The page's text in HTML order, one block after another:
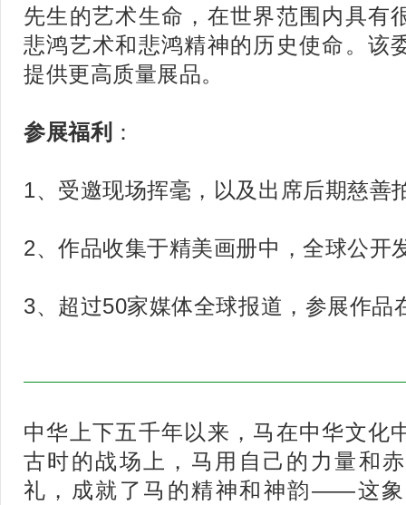
先生的艺术生命，在世界范围内具有
悲鸿艺术和悲鸿精神的历史使命。该
提供更高质量展品。
参展福利 ：
1、受邀现场挥毫，以及出席后期慈善
2、作品收集于精美画册中，全球公开
3、超过50家媒体全球报道，参展作品
中华上下五千年以来，马在中华文化
古时的战场上，马用自己的力量和
礼，成就了马的精神和神韵——这